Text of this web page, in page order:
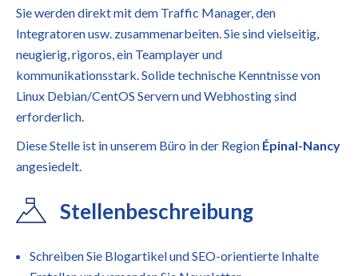
Sie werden direkt mit dem Traffic Manager, den
Integratoren usw. zusammenarbeiten. Sie sind vielseitig,
neugierig, rigoros, ein Teamplayer und
kommunikationsstark. Solide technische Kenntnisse von
Linux Debian/CentOS Servern und Webhosting sind
erforderlich.
Diese Stelle ist in unserem Büro in der Region Épinal-Nancy
angesiedelt.
Stellenbeschreibung
Schreiben Sie Blogartikel und SEO-orientierte Inhalte